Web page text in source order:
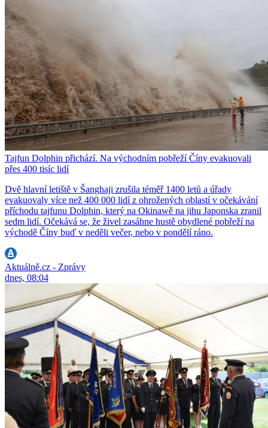
Tajfun Dolphin přichází. Na východním pobřeží Číny evakuovali
přes 400 tisíc lidí
Dvě hlavní letiště v Šanghaji zrušila téměř 1400 letů a úřady
evakuovaly více než 400 000 lidí z ohrožených oblastí v očekávání
příchodu tajfunu Dolphin, který na Okinawě na jihu Japonska zranil
sedm lidí. Očekává se, že živel zasáhne hustě obydlené pobřeží na
východě Číny buď v neděli večer, nebo v pondělí ráno.
Aktuálně.cz - Zprávy
dnes, 08:04